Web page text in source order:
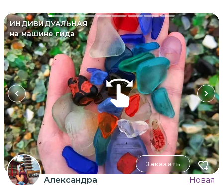
ИНДИВИДУАЛЬНАЯ
на машине гида
Заказать
Александра Новая